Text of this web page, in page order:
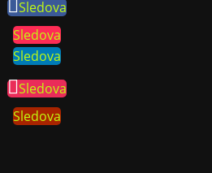
Sledova
Sledova
Sledova
Sledova
Sledova